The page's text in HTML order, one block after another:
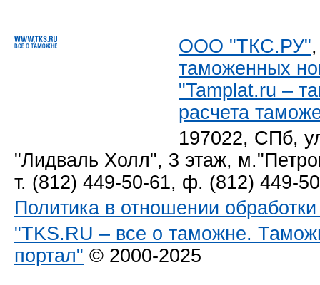
ООО "ТКС.РУ"
таможенных
"Tamplat.ru –
расчета
197022, СПб,
"Лидваль Холл", 3 этаж,
т. (812) 449-50-61, ф. (812) 449-
Политика в отношении
"TKS.RU – все о таможне.
портал" © 2000-2025